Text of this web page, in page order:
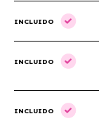
INCLUIDO
INCLUIDO
INCLUIDO